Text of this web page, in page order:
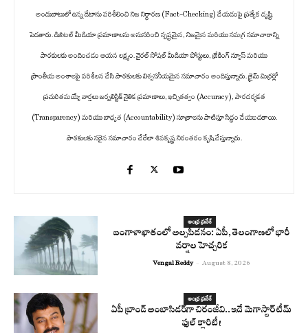
అందుబాటులో ఉన్న డేటాను పరిశీలించి నిజ నిర్ధారణ (Fact-Checking) చేయడంపై ప్రత్యేక దృష్టి
పెడతారు. డిజిటల్ మీడియా ప్రమాణాలను అనుసరించి స్పష్టమైన, నిజమైన మరియు సమగ్ర సమాచారాన్ని
పాఠకులకు అందించడం ఆయన లక్ష్యం. వైరల్ సోషల్ మీడియా పోస్టులు, బ్రేకింగ్ న్యూస్ మరియు
ప్రాంతీయ అంశాలపై పరిశీలన చేసి పాఠకులకు విశ్వసనీయమైన సమాచారం అందిస్తున్నారు. క్రైమ్ మిర్రర్లో
ప్రచురితమయ్యే వార్తలు జర్నలిస్టిక్ నైతిక ప్రమాణాలు, ఖచ్చితత్వం (Accuracy), పారదర్శకత
(Transparency) మరియు బాధ్యత (Accountability) సూత్రాలను పాటిస్తూ సిద్ధం చేయబడతాయి.
పాఠకులకు సరైన సమాచారం చేరేలా శివకృష్ణ నిరంతరం కృషి చేస్తున్నారు.
ఆంధ్ర ప్రదేశ్
బంగాళాఖాతంలో అల్పపీడనం: ఏపీ, తెలంగాణలో భారీ
వర్షాల హెచ్చరిక
Vengal Reddy - August 8, 2026
ఆంధ్ర ప్రదేశ్
ఏపీ బ్రాండ్ అంబాసిడర్‌గా చిరంజీవి..ఇదే మెగాస్టార్ టీమ్
ఫుల్ క్లారిటీ!